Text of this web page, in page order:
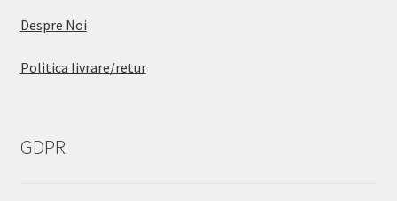
Despre Noi
Politica livrare/retur
GDPR